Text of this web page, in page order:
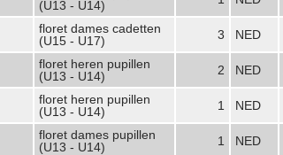
(U13 - U14)
floret dames cadetten
(U15 - U17)
3 NED
floret heren pupillen
(U13 - U14)
2 NED
floret heren pupillen
(U13 - U14)
1 NED
floret dames pupillen
(U13 - U14)
1 NED